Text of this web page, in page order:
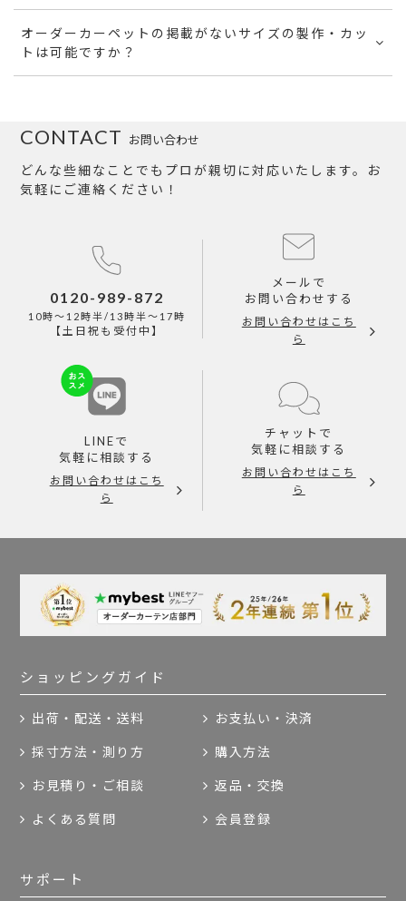
オーダーカーペットの掲載がないサイズの製作・カッ
トは可能ですか？
お問い合わせ
CONTACT
どんな些細なことでもプロが親切に対応いたします。お
気軽にご連絡ください！
0120-989-872
10時～12時半/13時半～17時
【土日祝も受付中】
メールで
お問い合わせする
お問い合わせはこち
ら
LINEで
気軽に相談する
お問い合わせはこち
ら
チャットで
気軽に相談する
お問い合わせはこち
ら
ショッピングガイド
出荷・配送・送料 お支払い・決済
採寸方法・測り方 購入方法
お見積り・ご相談 返品・交換
よくある質問 会員登録
サポート